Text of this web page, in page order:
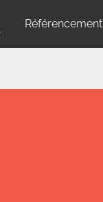
Référencement